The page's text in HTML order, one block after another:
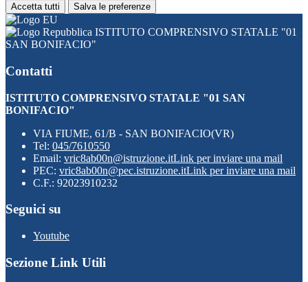
Accetta tutti Salva le preferenze
ISTITUTO COMPRENSIVO STATALE "01
SAN BONIFACIO"
Contatti
ISTITUTO COMPRENSIVO STATALE "01 SAN
BONIFACIO"
VIA FIUME, 61/B - SAN BONIFACIO(VR)
Tel: 045/7610550
Email: vric8ab00n@istruzione.itLink per inviare una mail
PEC: vric8ab00n@pec.istruzione.itLink per inviare una mail
C.F.: 92023910232
Seguici su
Youtube
Sezione Link Utili